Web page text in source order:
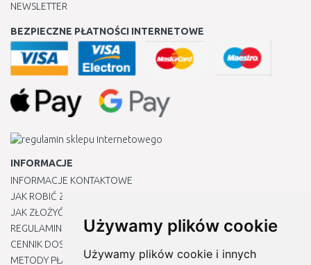
Używamy plików cookie
Używamy plików cookie i innych
NEWSLETTER
BEZPIECZNE PŁATNOŚCI INTERNETOWE
INFORMACJE
INFORMACJE KONTAKTOWE
JAK ROBIĆ ZAKUPY ?
JAK ZŁOŻYĆ REKLAMACJĘ
REGULAMIN
CENNIK DOSTAWY
METODY PŁATNOŚCI